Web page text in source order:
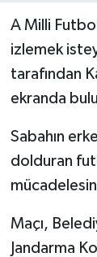
A Milli Futbol
izlemek
tarafından
ekranda
Sabahın
dolduran
Maçı,
Jandarma